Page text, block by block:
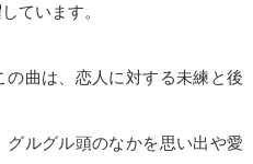
ています。
曲は、恋人に対する未練と後
ルグル頭のなかを思い出や愛